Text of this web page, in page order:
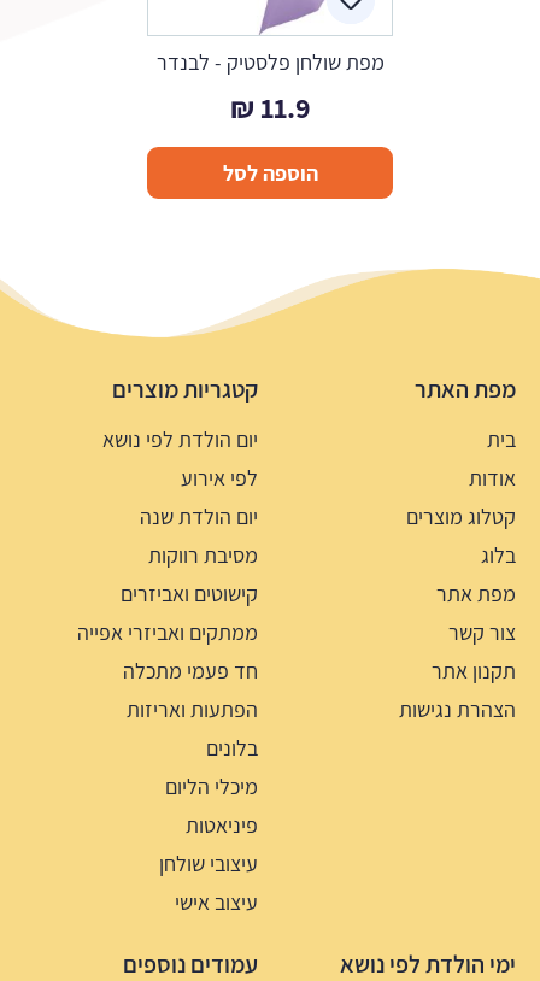
מפת שולחן פלסטיק - לבנדר
11.9
₪
הוספה לסל
מפת האתר
בית
אודות
קטלוג מוצרים
בלוג
מפת אתר
צור קשר
תקנון אתר
הצהרת נגישות
קטגריות מוצרים
יום הולדת לפי נושא
לפי אירוע
יום הולדת שנה
מסיבת רווקות
קישוטים ואביזרים
ממתקים ואביזרי אפייה
חד פעמי מתכלה
הפתעות ואריזות
בלונים
מיכלי הליום
פיניאטות
עיצובי שולחן
עיצוב אישי
ימי הולדת לפי נושא עמודים נוספים